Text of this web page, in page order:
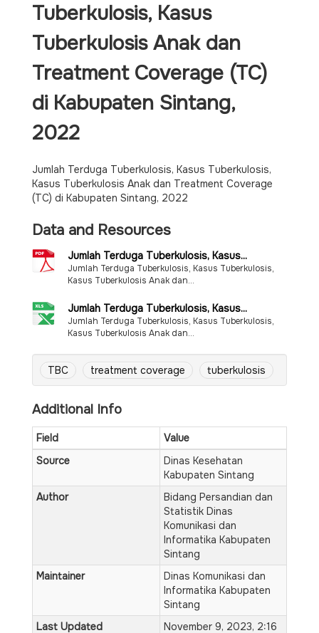
Tuberkulosis, Kasus
Tuberkulosis Anak dan
Treatment Coverage (TC)
di Kabupaten Sintang,
2022
Jumlah Terduga Tuberkulosis, Kasus Tuberkulosis,
Kasus Tuberkulosis Anak dan Treatment Coverage
(TC) di Kabupaten Sintang, 2022
Data and Resources
Jumlah Terduga Tuberkulosis, Kasus...
Jumlah Terduga Tuberkulosis, Kasus Tuberkulosis,
Kasus Tuberkulosis Anak dan...
Jumlah Terduga Tuberkulosis, Kasus...
Jumlah Terduga Tuberkulosis, Kasus Tuberkulosis,
Kasus Tuberkulosis Anak dan...
TBC treatment coverage tuberkulosis
Additional Info
Field
Value
Source
Dinas Kesehatan
Kabupaten Sintang
Author
Bidang Persandian dan
Statistik Dinas
Komunikasi dan
Informatika Kabupaten
Sintang
Maintainer
Dinas Komunikasi dan
Informatika Kabupaten
Sintang
Last Updated
November 9, 2023, 2:16